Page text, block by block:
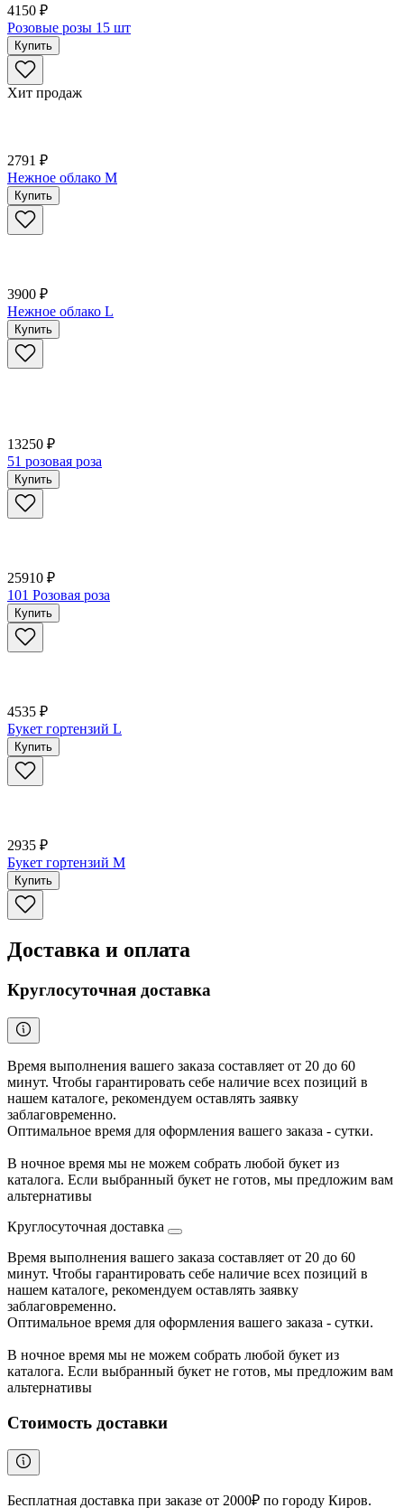
4150 ₽
Розовые розы 15 шт
Купить
Хит продаж
2791 ₽
Нежное облако M
Купить
3900 ₽
Нежное облако L
Купить
13250 ₽
51 розовая роза
Купить
25910 ₽
101 Розовая роза
Купить
4535 ₽
Букет гортензий L
Купить
2935 ₽
Букет гортензий M
Купить
Доставка и оплата
Круглосуточная доставка
Время выполнения вашего заказа составляет от 20 до 60
минут. Чтобы гарантировать себе наличие всех позиций в
нашем каталоге, рекомендуем оставлять заявку
заблаговременно.
Оптимальное время для оформления вашего заказа - сутки.
В ночное время мы не можем собрать любой букет из
каталога. Если выбранный букет не готов, мы предложим вам
альтернативы
Круглосуточная доставка
Время выполнения вашего заказа составляет от 20 до 60
минут. Чтобы гарантировать себе наличие всех позиций в
нашем каталоге, рекомендуем оставлять заявку
заблаговременно.
Оптимальное время для оформления вашего заказа - сутки.
В ночное время мы не можем собрать любой букет из
каталога. Если выбранный букет не готов, мы предложим вам
альтернативы
Стоимость доставки
Бесплатная доставка при заказе от 2000₽ по городу Киров.